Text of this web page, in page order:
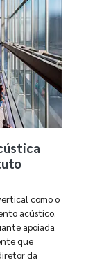
como o
acústico.
apoiada
que
da